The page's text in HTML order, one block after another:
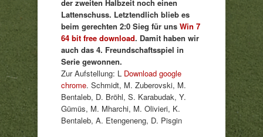
der zweiten Halbzeit noch einen
Lattenschuss. Letztendlich blieb es
beim gerechten 2:0 Sieg für uns Win 7
64 bit free download. Damit haben wir
auch das 4. Freundschaftsspiel in
Serie gewonnen.
Zur Aufstellung: L Download google
chrome. Schmidt, M. Zuberovski, M.
Bentaleb, D. Bröhl, S. Karabudak, Y.
Gümüs, M. Mharchi, M. Olivieri, K.
Bentaleb, A. Etengeneng, D. Pisgin